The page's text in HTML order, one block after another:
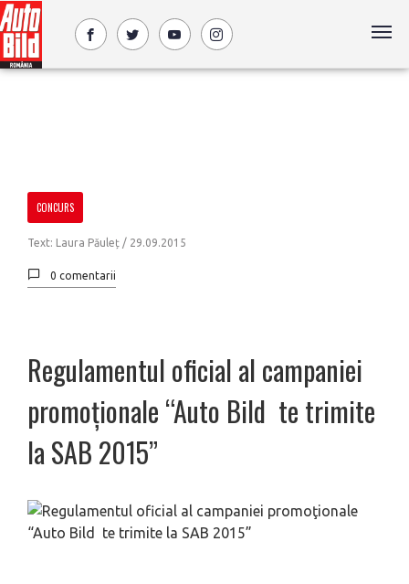
CONCURS
Text: Laura Păuleț / 29.09.2015
0 comentarii
Regulamentul oficial al campaniei
promoţionale “Auto Bild te trimite
la SAB 2015”